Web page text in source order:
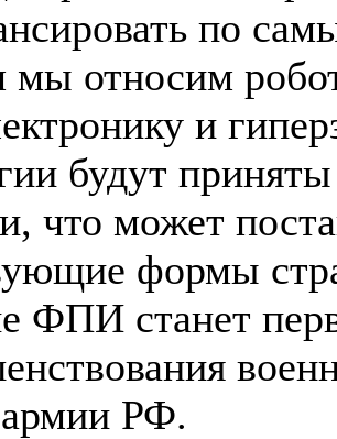
по
мы относим
и
будут
что может
формы
ФПИ станет
армии РФ.